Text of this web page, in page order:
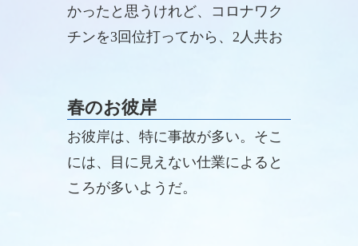
かったと思うけれど、コロナワク
チンを3回位打ってから、2人共お
春のお彼岸
お彼岸は、特に事故が多い。そこ
には、目に見えない仕業によると
ころが多いようだ。